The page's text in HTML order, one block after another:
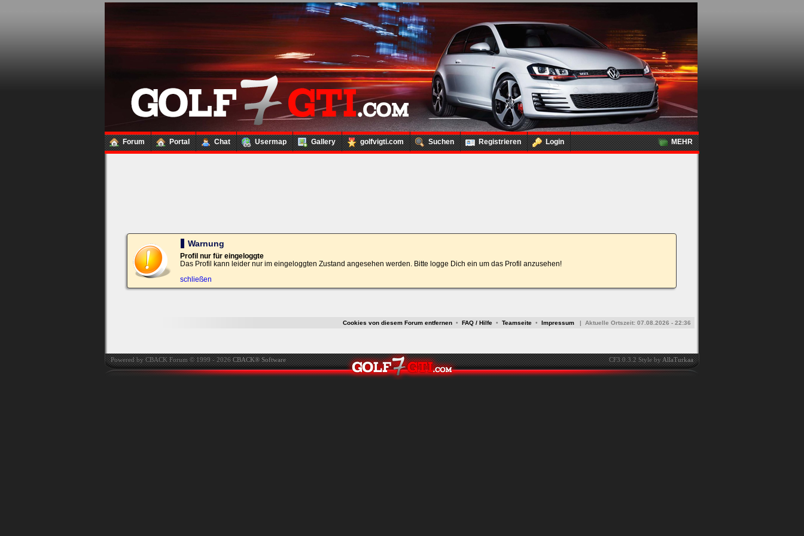
Forum Portal Chat Usermap Gallery golfvigti.com Suchen Registrieren Login MEHR
Loginbox
Trage
bitte
in
die
nachfolgenden
Felder
Deinen
Benutzernamen
und
Kennwort
ein,
um
Bei jedem Besuch
automatisch einloggen.
Warnung
Profil nur für eingeloggte
Das Profil kann leider nur im eingeloggten Zustand angesehen werden. Bitte logge Dich ein um das Profil anzusehen!
schließen
Cookies von diesem Forum entfernen • FAQ / Hilfe • Teamseite • Impressum | Aktuelle Ortszeit: 07.08.2026 - 22:36
Powered by CBACK Forum © 1999 - 2026CBACK® Software CF3.0.3.2 Style byAllaTurkaa